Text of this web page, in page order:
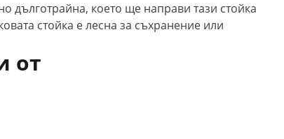
дълготрайна, което ще направи тази стойка
стойка е лесна за съхранение или
от